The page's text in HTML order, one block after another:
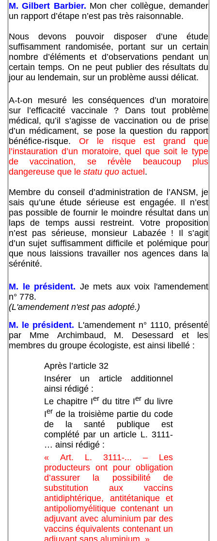
M. Gilbert Barbier. Mon cher collègue, demander
un rapport d’étape n’est pas très raisonnable.
Nous devons pouvoir disposer d’une étude
suffisamment randomisée, portant sur un certain
nombre d’éléments et d’observations pendant un
certain temps. On ne peut publier des résultats du
jour au lendemain, sur un problème aussi délicat.
A-t-on mesuré les conséquences d’un moratoire
sur l’efficacité vaccinale ? Dans tout problème
médical, qu’il s’agisse de vaccination ou de prise
d’un médicament, se pose la question du rapport
bénéfice-risque. Or le risque est grand que
l’instauration d’un moratoire, quel que soit le type
de vaccination, se révèle beaucoup plus
dangereuse que le statu quo actuel.
Membre du conseil d’administration de l’ANSM, je
sais qu’une étude sérieuse est engagée. Il n’est
pas possible de fournir le moindre résultat dans un
laps de temps aussi restreint. Votre proposition
n’est pas sérieuse, monsieur Labazée ! Il s’agit
d’un sujet suffisamment difficile et polémique pour
que nous laissions travailler nos agences dans la
sérénité.
M. le président. Je mets aux voix l'amendement
n° 778.
(L'amendement n'est pas adopté.)
M. le président. L'amendement n° 1110, présenté
par Mme Archimbaud, M. Desessard et les
membres du groupe écologiste, est ainsi libellé :
Après l’article 32
Insérer un article additionnel
ainsi rédigé :
Le chapitre Ier du titre Ierdu livre
Ier de la troisième partie du code
de la santé publique est
complété par un article L. 3111-
… ainsi rédigé :
« Art. L. 3111-... – Les
producteurs ont pour obligation
d’assurer la possibilité de
substitution aux vaccins
antidiphtérique, antitétanique et
antipoliomyélitique contenant un
adjuvant avec aluminium par des
vaccins équivalents contenant un
adjuvant sans aluminium. »